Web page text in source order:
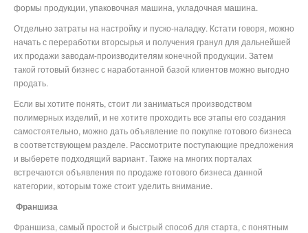
формы продукции, упаковочная машина, укладочная машина.
Отдельно затраты на настройку и пуско-наладку. Кстати говоря, можно
начать с переработки вторсырья и получения гранул для дальнейшей
их продажи заводам-производителям конечной продукции. Затем
такой готовый бизнес с наработанной базой клиентов можно выгодно
продать.
Если вы хотите понять, стоит ли заниматься производством
полимерных изделий, и не хотите проходить все этапы его создания
самостоятельно, можно дать объявление по покупке готового бизнеса
в соответствующем разделе. Рассмотрите поступающие предложения
и выберете подходящий вариант. Также на многих порталах
встречаются объявления по продаже готового бизнеса данной
категории, которым тоже стоит уделить внимание.
Франшиза
Франшиза, самый простой и быстрый способ для старта, с понятным